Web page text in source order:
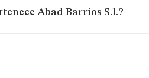
Abad Barrios S.l.?